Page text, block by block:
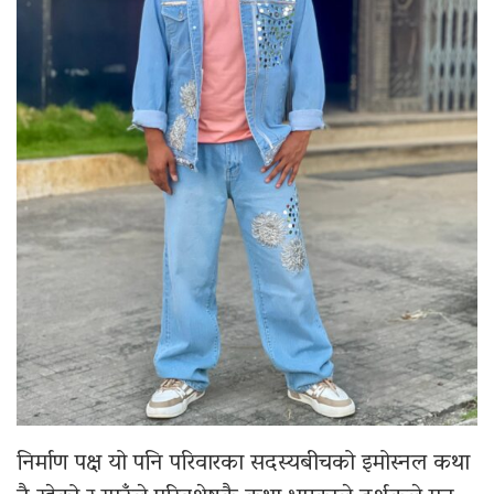
निर्माण पक्ष यो पनि परिवारका सदस्यबीचको इमोस्नल कथा